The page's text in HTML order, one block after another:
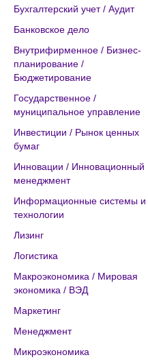
Бухгалтерский учет / Аудит
Банковское дело
Внутрифирменное / Бизнес-
планирование /
Бюджетирование
Государственное /
муниципальное управление
Инвестиции / Рынок ценных
бумаг
Инновации / Инновационный
менеджмент
Информационные системы и
технологии
Лизинг
Логистика
Макроэкономика / Мировая
экономика / ВЭД
Маркетинг
Менеджмент
Микроэкономика